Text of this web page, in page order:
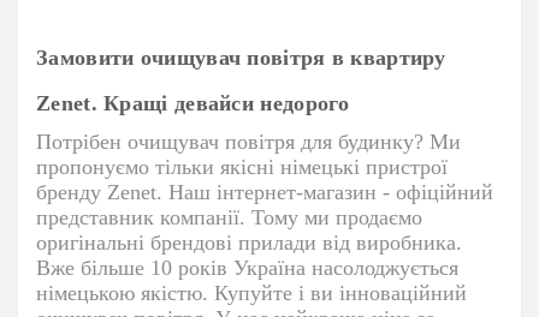
Замовити очищувач повітря в квартиру
Zenet. Кращі девайси недорого
Потрібен очищувач повітря для будинку? Ми
пропонуємо тільки якісні німецькі пристрої
бренду Zenet. Наш інтернет-магазин - офіційний
представник компанії. Тому ми продаємо
оригінальні брендові прилади від виробника.
Вже більше 10 років Україна насолоджується
німецькою якістю. Купуйте і ви інноваційний